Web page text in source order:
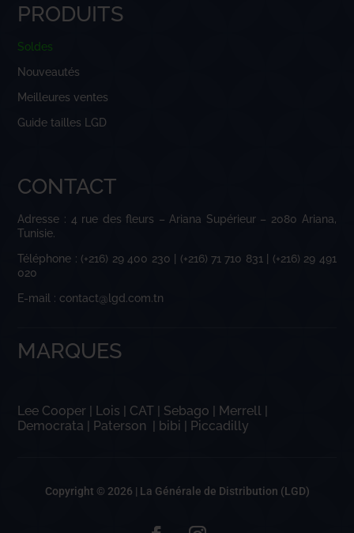
PRODUITS
Soldes
Nouveautés
Meilleures ventes
Guide tailles LGD
CONTACT
Adresse : 4 rue des fleurs – Ariana Supérieur – 2080 Ariana,
Tunisie.
Téléphone : (+216) 29 400 230 | (+216) 71 710 831 | (+216) 29 491
020
E-mail : contact@lgd.com.tn
MARQUES
Lee Cooper | Lois | CAT | Sebago | Merrell |
Democrata | Paterson | bibi | Piccadilly
Copyright © 2026 | La Générale de Distribution (LGD)